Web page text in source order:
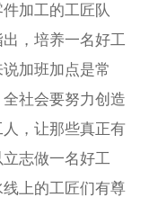
加工的工匠队
，培养一名好工
加班加点是常
社会要努力创造
，让那些真正有
志做一名好工
上的工匠们有尊